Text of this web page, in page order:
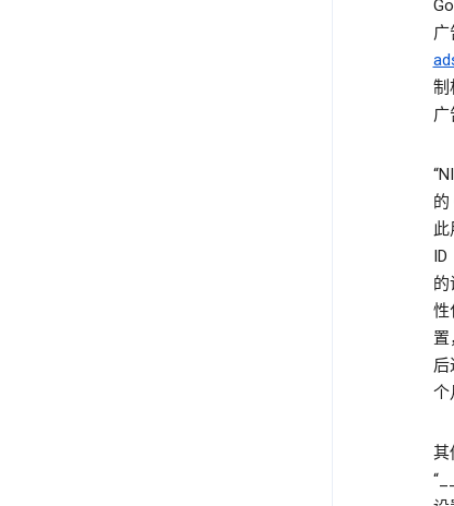
广
制
广
的
此
ID
的
性
置
后
个
其